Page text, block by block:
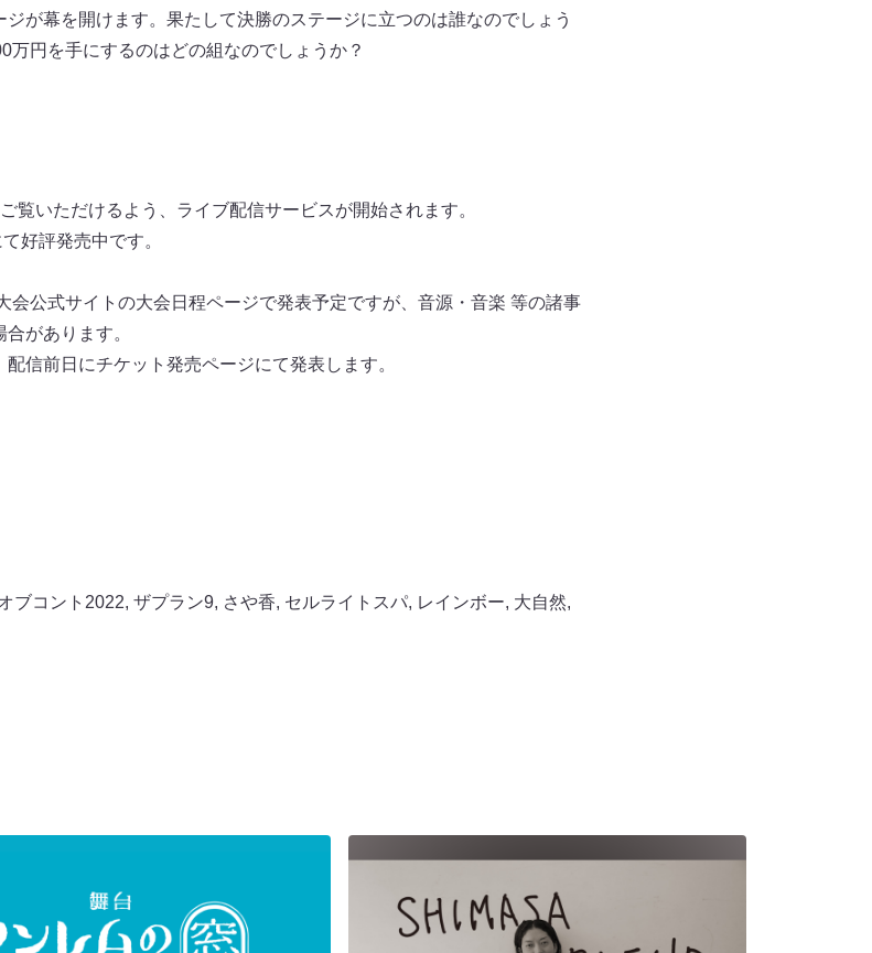
が幕を開けます。果たして決勝のステージに立つのは誰なのでしょう
円を手にするのはどの組なのでしょうか？
覧いただけるよう、ライブ配信サービスが開始されます。
好評発売中です。
公式サイトの大会日程ページで発表予定ですが、音源・音楽 等の諸事
があります。
信前日にチケット発売ページにて発表します。
ブコント2022, ザプラン9, さや香, セルライトスパ, レインボー, 大自然,